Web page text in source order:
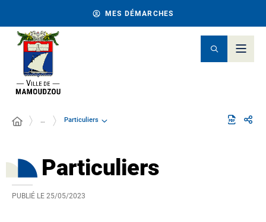
MES DÉMARCHES
… Particuliers
Particuliers
PUBLIÉ LE 25/05/2023